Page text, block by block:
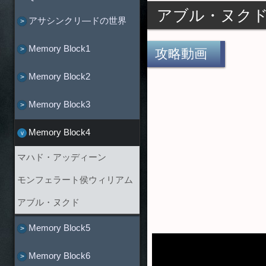
アブル・ヌク
攻略動画
アサシンクリ―ドの世界
Memory Block1
Memory Block2
Memory Block3
Memory Block4
マハド・アッディーン
モンフェラート侯ウィリアム
アブル・ヌクド
Memory Block5
Memory Block6